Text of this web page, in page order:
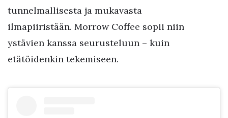
tunnelmallisesta ja mukavasta
ilmapiiristään. Morrow Coffee sopii niin
ystävien kanssa seurusteluun – kuin
etätöidenkin tekemiseen.